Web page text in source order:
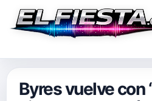
Byres vuelve con